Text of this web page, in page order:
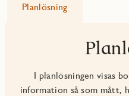
Planlösning
I planlösningen visas
information så som mått,